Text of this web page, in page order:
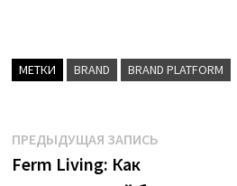
МЕТКИ BRAND BRAND PLATFORM
Навигация
по
ПРЕДЫДУЩАЯ ЗАПИСЬ
Ferm Living: Как